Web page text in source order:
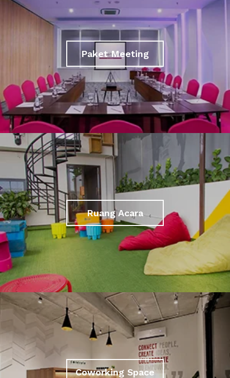
Paket Meeting
Ruang Acara
Coworking Space